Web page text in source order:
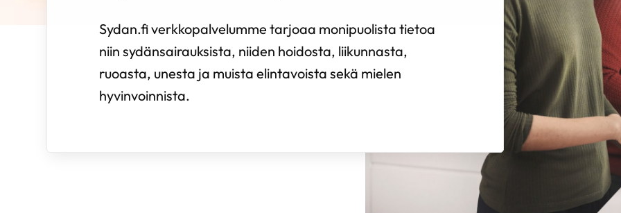
Sydan.fi verkkopalvelumme tarjoaa monipuolista tietoa
niin sydänsairauksista, niiden hoidosta, liikunnasta,
ruoasta, unesta ja muista elintavoista sekä mielen
hyvinvoinnista.